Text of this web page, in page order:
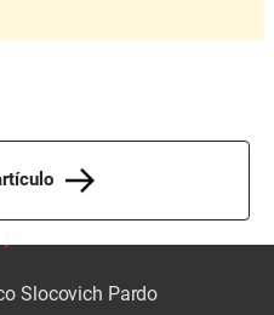
Slocovich Pardo